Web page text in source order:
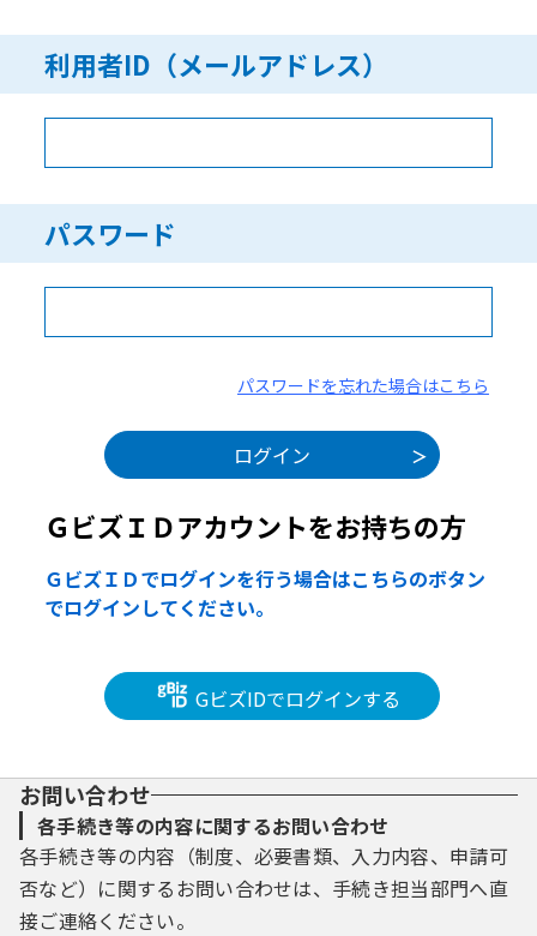
利用者ID（メールアドレス）
パスワード
パスワードを忘れた場合はこちら
ＧビズＩＤアカウントをお持ちの方
ＧビズＩＤでログインを行う場合はこちらのボタン
でログインしてください。
GビズIDでログインする
お問い合わせ
各手続き等の内容に関するお問い合わせ
各手続き等の内容（制度、必要書類、入力内容、申請可
否など）に関するお問い合わせは、手続き担当部門へ直
接ご連絡ください。